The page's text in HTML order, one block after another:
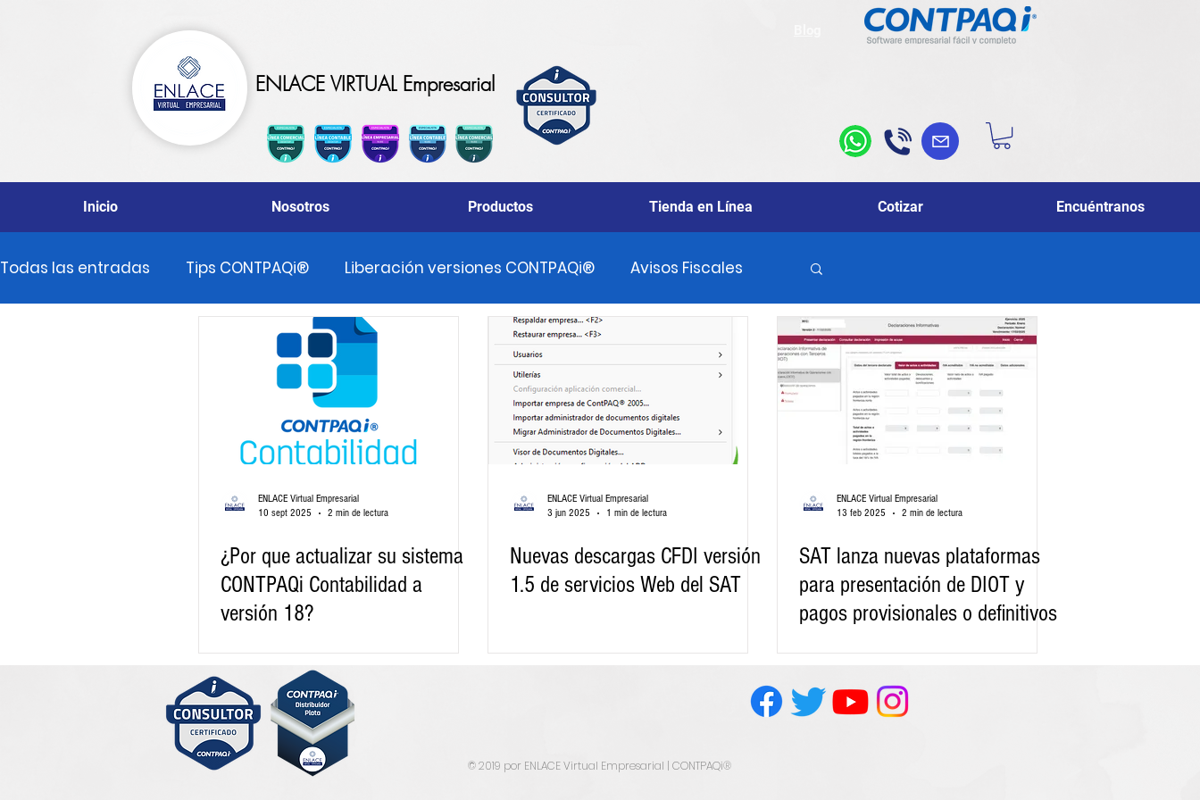
ENLACE VIRTUAL Empresarial
Todas las entradas Tips CONTPAQi® Liberación versiones CONTPAQi® Avisos Fiscales
Avisos Importantes
ENLACE Virtual Empresarial
10 sept 2025
2 min de lectura
¿Por que actualizar su sistema
CONTPAQi Contabilidad a
versión 18?
ENLACE Virtual Empresarial
3 jun 2025
1 min de lectura
Nuevas descargas CFDI versión
1.5 de servicios Web del SAT
ENLACE Virtual Empresarial
13 feb 2025
2 min de lectura
SAT lanza nuevas plataformas
para presentación de DIOT y
pagos provisionales o definitivos
Inicio Nosotros Productos Tienda en Línea Cotizar Encuéntranos
© 2019 por ENLACE Virtual Empresarial | CONTPAQi®